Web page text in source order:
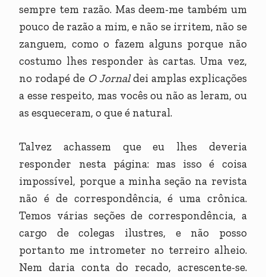
sempre tem razão. Mas deem-me também um
pouco de razão a mim, e não se irritem, não se
zanguem, como o fazem alguns porque não
costumo lhes responder às cartas. Uma vez,
no rodapé de O Jornaldei amplas explicações
a esse respeito, mas vocês ou não as leram, ou
as esqueceram, o que é natural.
Talvez achassem que eu lhes deveria
responder nesta página: mas isso é coisa
impossível, porque a minha seção na revista
não é de correspondência, é uma crônica.
Temos várias seções de correspondência, a
cargo de colegas ilustres, e não posso
portanto me intrometer no terreiro alheio.
Nem daria conta do recado, acrescente-se.